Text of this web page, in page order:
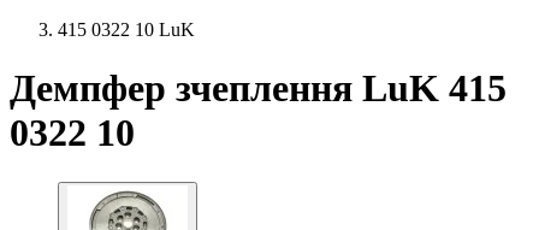
415 0322 10 LuK
Демпфер зчеплення LuK 415
0322 10